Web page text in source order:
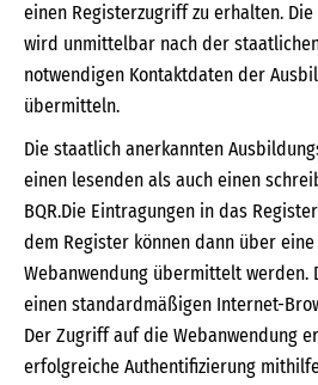
einen Registerzugriff zu erhalten.
wird unmittelbar nach der
notwendigen Kontaktdaten der
übermitteln.
Die staatlich anerkannten
einen lesenden als auch einen
BQR.Die Eintragungen in das
dem Register können dann über
Webanwendung übermittelt werden.
einen standardmäßigen Internet-
Der Zugriff auf die Webanwendung
erfolgreiche Authentifizierung